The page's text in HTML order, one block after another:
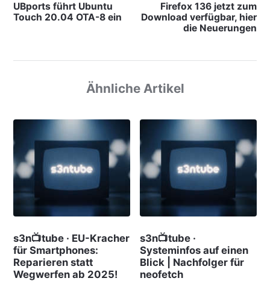
UBports führt Ubuntu
Touch 20.04 OTA-8 ein
Firefox 136 jetzt zum
Download verfügbar, hier
die Neuerungen
Ähnliche Artikel
s3n📺tube · EU-Kracher
für Smartphones:
Reparieren statt
Wegwerfen ab 2025!
s3n📺tube ·
Systeminfos auf einen
Blick | Nachfolger für
neofetch